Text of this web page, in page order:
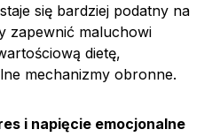
się bardziej podatny na
zapewnić maluchowi
dietę,
mechanizmy obronne.
i napięcie emocjonalne